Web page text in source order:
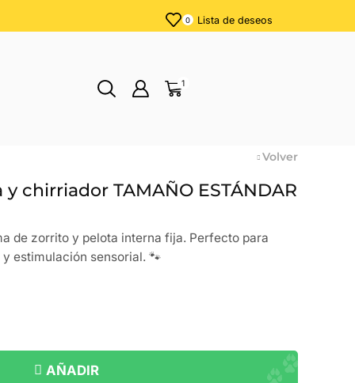
0 Lista de deseos
1
Volver
chirriador TAMAÑO ESTÁNDAR
de zorrito y pelota interna fija. Perfecto para
estimulación sensorial. 🐾
AÑADIR